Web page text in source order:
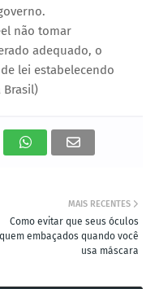
não tomar
adequado, o
lei estabelecendo
Brasil)
MAIS RECENTES
Como evitar que seus óculos
embaçados quando você
usa máscara